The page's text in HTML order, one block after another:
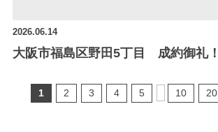
2026.06.14
大阪市福島区野田5丁目 成約御礼！
1 2 3 4 5 10 20